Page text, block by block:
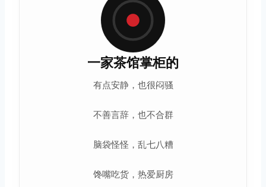
一家茶馆掌柜的
有点安静，也很闷骚
不善言辞，也不合群
脑袋怪怪，乱七八糟
馋嘴吃货，热爱厨房